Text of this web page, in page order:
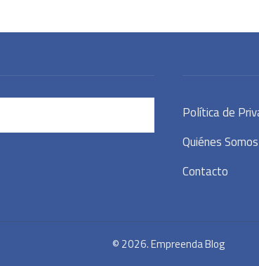
Política de
Quiénes Somos
Contacto
© 2026. Empreenda Blog